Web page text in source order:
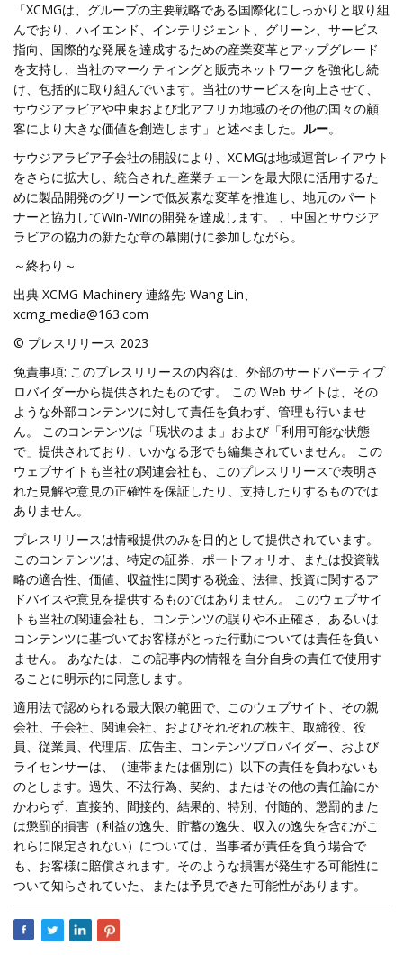
「XCMGは、グループの主要戦略である国際化にしっかりと取り組
んでおり、ハイエンド、インテリジェント、グリーン、サービス
指向、国際的な発展を達成するための産業変革とアップグレード
を支持し、当社のマーケティングと販売ネットワークを強化し続
け、包括的に取り組んでいます。当社のサービスを向上させて、
サウジアラビアや中東および北アフリカ地域のその他の国々の顧
客により大きな価値を創造します」と述べました。 ルー。
サウジアラビア子会社の開設により、XCMGは地域運営レイアウト
をさらに拡大し、統合された産業チェーンを最大限に活用するた
めに製品開発のグリーンで低炭素な変革を推進し、地元のパート
ナーと協力してWin-Winの開発を達成します。 、中国とサウジア
ラビアの協力の新たな章の幕開けに参加しながら。
～終わり～
出典 XCMG Machinery 連絡先: Wang Lin、
xcmg_media@163.com
© プレスリリース 2023
免責事項: このプレスリリースの内容は、外部のサードパーティプ
ロバイダーから提供されたものです。 この Web サイトは、その
ような外部コンテンツに対して責任を負わず、管理も行いませ
ん。 このコンテンツは「現状のまま」および「利用可能な状態
で」提供されており、いかなる形でも編集されていません。 この
ウェブサイトも当社の関連会社も、このプレスリリースで表明さ
れた見解や意見の正確性を保証したり、支持したりするものでは
ありません。
プレスリリースは情報提供のみを目的として提供されています。
このコンテンツは、特定の証券、ポートフォリオ、または投資戦
略の適合性、価値、収益性に関する税金、法律、投資に関するア
ドバイスや意見を提供するものではありません。 このウェブサイ
トも当社の関連会社も、コンテンツの誤りや不正確さ、あるいは
コンテンツに基づいてお客様がとった行動については責任を負い
ません。 あなたは、この記事内の情報を自分自身の責任で使用す
ることに明示的に同意します。
適用法で認められる最大限の範囲で、このウェブサイト、その親
会社、子会社、関連会社、およびそれぞれの株主、取締役、役
員、従業員、代理店、広告主、コンテンツプロバイダー、および
ライセンサーは、（連帯または個別に）以下の責任を負わないも
のとします。過失、不法行為、契約、またはその他の責任論にか
かわらず、直接的、間接的、結果的、特別、付随的、懲罰的また
は懲罰的損害（利益の逸失、貯蓄の逸失、収入の逸失を含むがこ
れらに限定されない）については、当事者が責任を負う場合で
も、お客様に賠償されます。そのような損害が発生する可能性に
ついて知らされていた、または予見できた可能性があります。